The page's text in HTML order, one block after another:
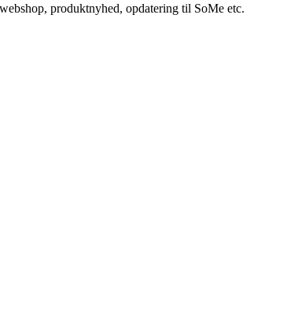
produktnyhed, opdatering til SoMe etc.